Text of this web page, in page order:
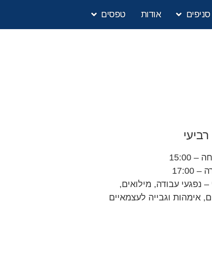
סניפים אודות טפסים
רביעי
15:00
17:00
נפגעי עבודה, מילואים,
אימהות וגבייה לעצמאיים